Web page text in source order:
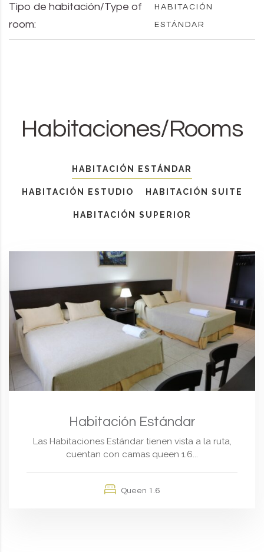
Tipo de habitación/Type of
room:
HABITACIÓN
ESTÁNDAR
Habitaciones/Rooms
HABITACIÓN ESTÁNDAR
HABITACIÓN ESTUDIO HABITACIÓN SUITE
HABITACIÓN SUPERIOR
Habitación Estándar
Las Habitaciones Estándar tienen vista a la ruta,
cuentan con camas queen 1.6...
Queen 1.6